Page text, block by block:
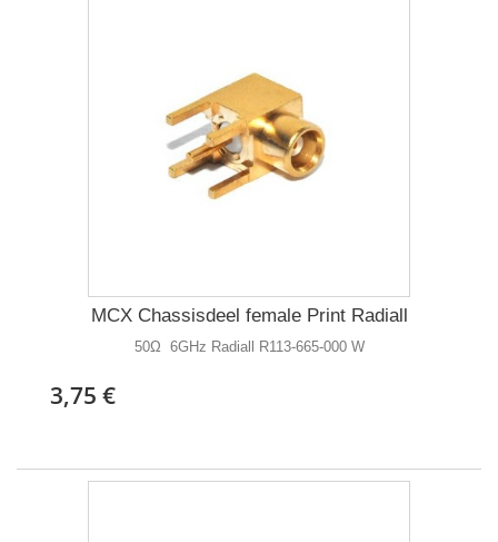
MCX Chassisdeel female Print Radiall
50Ω 6GHz Radiall R113-665-000 W
3,75 €